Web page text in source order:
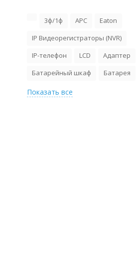
3ф/1ф APC
Eaton
IP Видеорегистраторы (NVR)
IP-телефон
LCD
Адаптер
Батарейный шкаф
Батарея
Показать все